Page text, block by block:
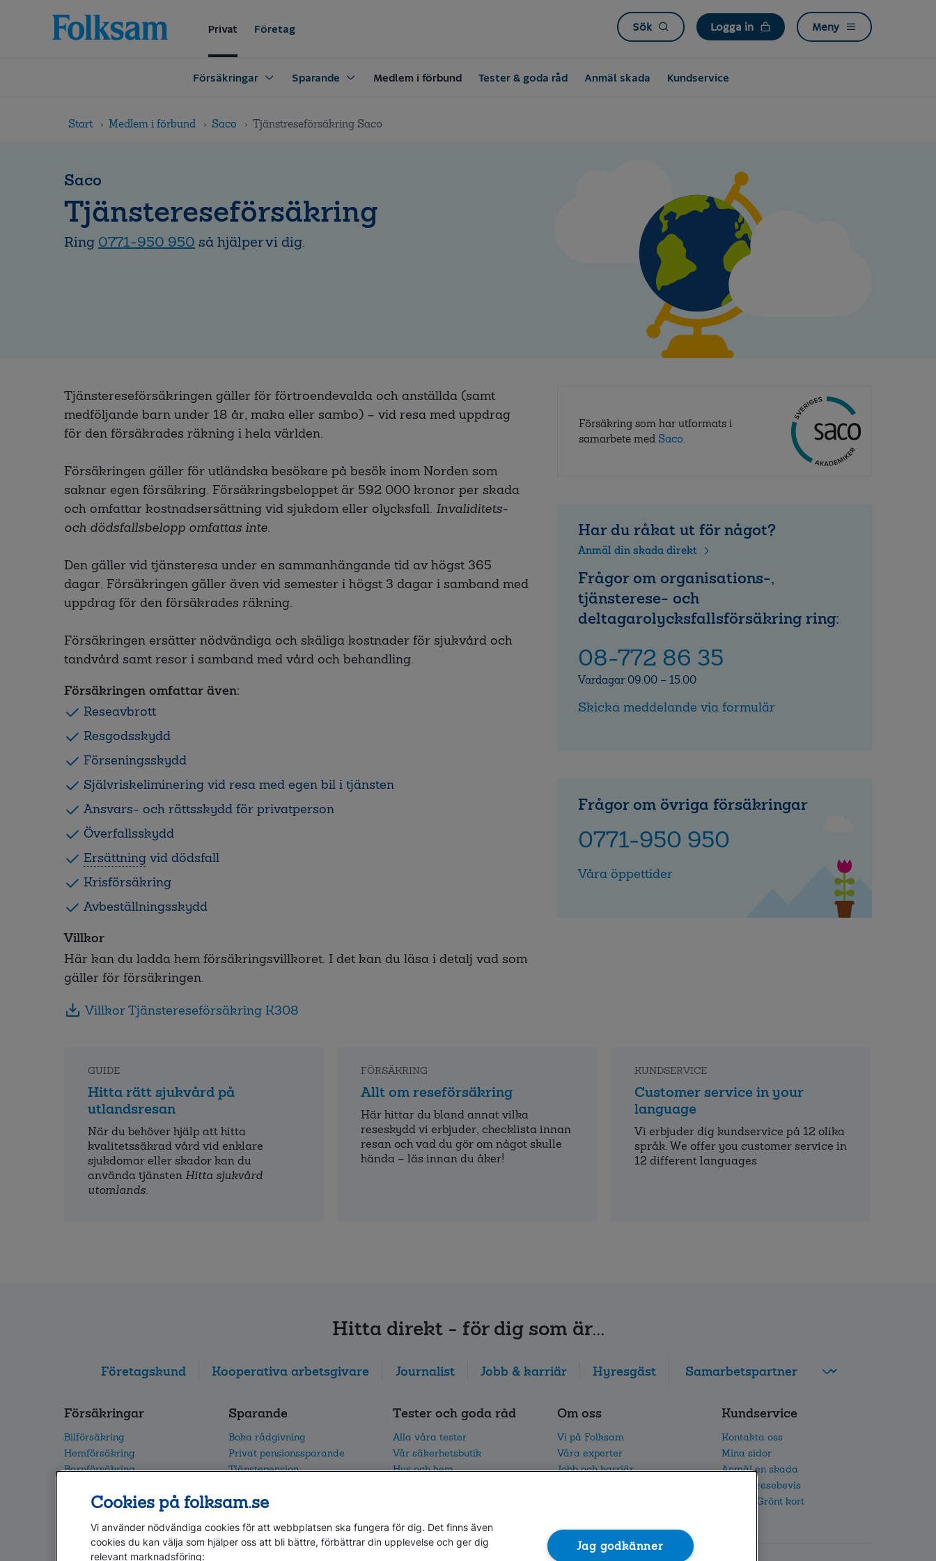
navigation
Privat Företag Sök Logga in Meny
Försäkringar Sparande Medlem i förbund Tester & goda råd Anmäl skada Kundservice
Start Medlem i förbund Saco Tjänstreseförsäkring Saco
Saco
Tjänstereseförsäkring
Ring 0771-950 950 så hjälper vi dig.
Tjänstereseförsäkringen gäller för förtroendevalda och anställda (samt
medföljande barn under 18 år, maka eller sambo) – vid resa med uppdrag
för den försäkrades räkning i hela världen.
Försäkringen gäller för utländska besökare på besök inom Norden som
saknar egen försäkring. Försäkringsbeloppet är 592 000 kronor per skada
och omfattar kostnadsersättning vid sjukdom eller olycksfall. Invaliditets-
och dödsfallsbelopp omfattas inte.
Den gäller vid tjänsteresa under en sammanhängande tid av högst 365
dagar. Försäkringen gäller även vid semester i högst 3 dagar i samband med
uppdrag för den försäkrades räkning.
Försäkringen ersätter nödvändiga och skäliga kostnader för sjukvård och
tandvård samt resor i samband med vård och behandling.
Försäkringen omfattar även:
Reseavbrott
Resgodsskydd
Förseningsskydd
Självriskeliminering vid resa med egen bil i tjänsten
Ansvars- och rättsskydd för privatperson
Överfallsskydd
Ersättning vid dödsfall
Krisförsäkring
Avbeställningsskydd
Villkor
Här kan du ladda hem försäkringsvillkoret. I det kan du läsa i detalj vad som
gäller för försäkringen.
Villkor Tjänstereseförsäkring K308
Försäkring som har utformats i
samarbete med Saco.
Har du råkat ut för något?
Anmäl din skada direkt
Frågor om organisations-,
tjänsterese- och
deltagarolycksfallsförsäkring ring:
08-772 86 35
Vardagar 09.00 – 15.00
Skicka meddelande via formulär
Frågor om övriga försäkringar
0771-950 950
Våra öppettider
GUIDE
Hitta rätt sjukvård på
utlandsresan
När du behöver hjälp att hitta
kvalitets­säkrad vård vid enklare
sjukdomar eller skador kan du
använda tjänsten Hitta sjukvård
utomlands.
FÖRSÄKRING
Allt om reseförsäkring
Här hittar du bland annat vilka
reseskydd vi erbjuder, checklista innan
resan och vad du gör om något skulle
hända – läs innan du åker!
KUNDSERVICE
Customer service in your
language
Vi erbjuder dig kundservice på 12 olika
språk. We offer you customer service in
12 different languages
Hitta direkt - för dig som är...
Företagskund Kooperativa arbetsgivare Journalist Jobb & karriär
Hyresgäst
Tjänstepension
grupp
Leverantörswebb
Försäkringar
Bilförsäkring
Hemförsäkring
Barnförsäkring
Alla försäkringar
Sparande
Boka rådgivning
Privat pensionssparande
Tjänstepension
Flytta din pension
Tester och goda råd
Alla våra tester
Vår säkerhetsbutik
Hus och hem
Om oss
Vi på Folksam
Våra experter
Jobb och karriär
Kundservice
Kontakta oss
Mina sidor
Anmäl en skada
Beställ resebevis
Beställ Grönt kort
Cookies på folksam.se
Vi använder nödvändiga cookies för att webbplatsen ska fungera för dig. Det finns även
cookies du kan välja som hjälper oss att bli bättre, förbättrar din upplevelse och ger dig
relevant marknadsföring:
Jag godkänner